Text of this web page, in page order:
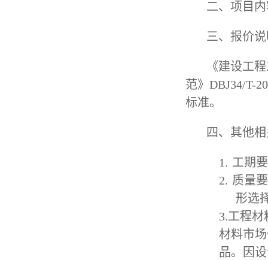
二、项目
三、报价
《建设工
范》 DBJ34/T-
标准。
四、其他
1. 工期
2. 质量
形选
3.工程材
材料市
品。因